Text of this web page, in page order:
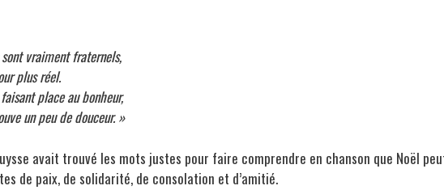
vraiment fraternels,
plus réel.
place au bonheur,
un peu de douceur. »
avait trouvé les mots justes pour faire comprendre en chanson que Noël
de paix, de solidarité, de consolation et d’amitié.